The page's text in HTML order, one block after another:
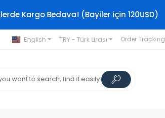
Kargo Bedava! (Bayiler için 120USD)
English TRY - Türk Lirası Order Tracking